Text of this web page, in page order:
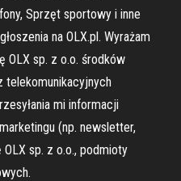
Sprzęt sportowy i inne
na OLX.pl. Wyrażam
OLX sp. z o.o. środków
telekomunikacyjnych
mi informacji
(np. newsletter,
sp. z o.o., podmioty